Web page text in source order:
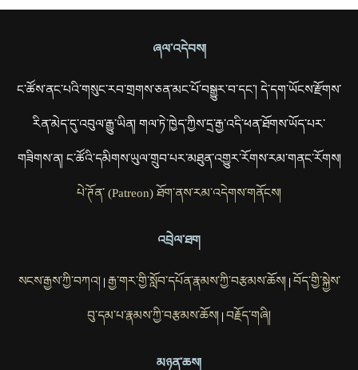
ཞལ་འདེབས།
ང་ཚོས་ནང་པའི་གསུང་རབ་གྲགས་ཅན་མང་པོ་བསྒྱུར་བ་དང་། དེ་དག་ཡོངས་རྫོགས་
རིན་མེད་དུ་འབུལ་རྒྱུ་ཡིན། གལ་ཏེ་ཁྱེད་ཀྱིས་དྲ་རྒྱ་འདི་ཕན་ཐོགས་ཡོད་པར་
གཟིགས་ན། ང་ཚོའི་དམིགས་ཡུལ་གྲུབ་པར་མཐུན་འགྱུར་རོགས་རམ་གནང་རོགས།
པེ་ཊོན་ (Patreon) ཐོག་ནས་རམ་འདེགས་གནོངས།
འབྲེལ་ཐག
སངས་རྒྱས་ཀྱི་བཀའ།| རྒྱ་གར་གྱི་སློབ་དཔོན་རྣམས་ཀྱི་བརྩམས་ཆོས།| བོད་གྱི་སྐྱེས་
བུ་དམ་པ་རྣམས་ཀྱི་བརྩམས་ཆོས། | བརྗོད་གཞི།
མཉན་ཆས།